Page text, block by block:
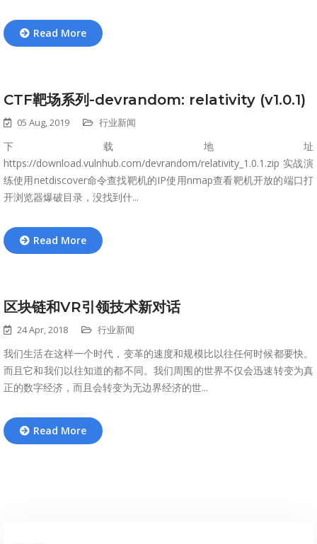
Read More
CTF靶场系列-devrandom: relativity (v1.0.1)
05 Aug, 2019 行业新闻
下载地址
https://download.vulnhub.com/devrandom/relativity_1.0.1.zip 实战演
练使用netdiscover命令查找靶机的IP使用nmap查看靶机开放的端口打
开浏览器爆破目录，没找到什...
Read More
区块链和VR引领技术新对话
24 Apr, 2018 行业新闻
我们生活在这样一个时代，变革的速度和规模比以往任何时候都要快。
而且它和我们以往知道的都不同。我们周围的世界不仅会迅速转变为真
正的数字经济，而且会转变为无边界经济的世...
Read More